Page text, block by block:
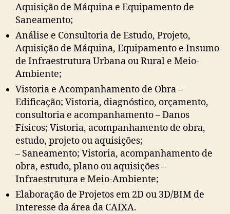
Aquisição de Máquina e Equipamento de
Saneamento;
Análise e Consultoria de Estudo, Projeto,
Aquisição de Máquina, Equipamento e Insumo
de Infraestrutura Urbana ou Rural e Meio-
Ambiente;
Vistoria e Acompanhamento de Obra –
Edificação; Vistoria, diagnóstico, orçamento,
consultoria e acompanhamento – Danos
Físicos; Vistoria, acompanhamento de obra,
estudo, projeto ou aquisições;
– Saneamento; Vistoria, acompanhamento de
obra, estudo, plano ou aquisições –
Infraestrutura e Meio-Ambiente;
Elaboração de Projetos em 2D ou 3D/BIM de
Interesse da área da CAIXA.